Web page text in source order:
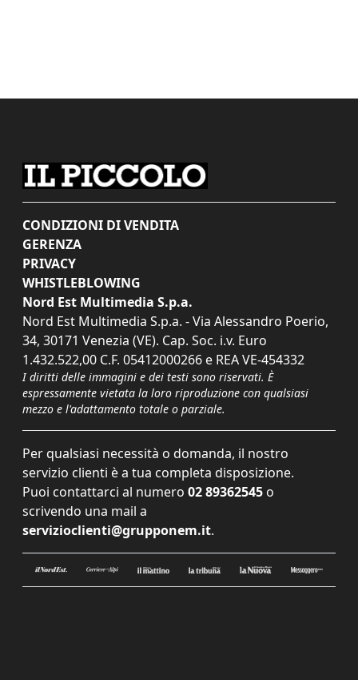
CONDIZIONI DI VENDITA
GERENZA
PRIVACY
WHISTLEBLOWING
Nord Est Multimedia S.p.a.
Nord Est Multimedia S.p.a. - Via Alessandro Poerio,
34, 30171 Venezia (VE). Cap. Soc. i.v. Euro
1.432.522,00 C.F. 05412000266 e REA VE-454332
I diritti delle immagini e dei testi sono riservati. È
espressamente vietata la loro riproduzione con qualsiasi
mezzo e l'adattamento totale o parziale.
Per qualsiasi necessità o domanda, il nostro
servizio clienti è a tua completa disposizione.
Puoi contattarci al numero 02 89362545 o
scrivendo una mail a
servizioclienti@grupponem.it.